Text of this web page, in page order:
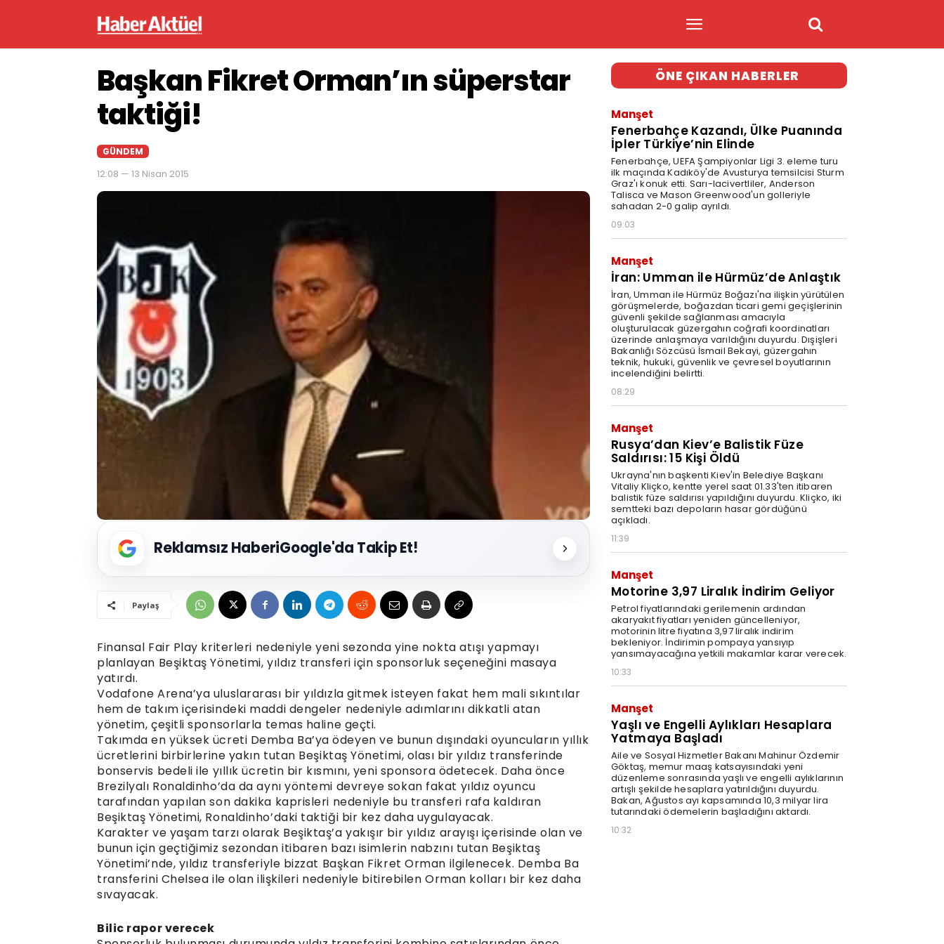
Başkan Fikret Orman’ın süperstar
taktiği!
GÜNDEM
12:08 — 13 Nisan 2015
Reklamsız HaberiGoogle'da Takip Et!
Paylaş
Finansal Fair Play kriterleri nedeniyle yeni sezonda yine nokta atışı yapmayı
planlayan Beşiktaş Yönetimi, yıldız transferi için sponsorluk seçeneğini masaya
yatırdı.
Vodafone Arena’ya uluslararası bir yıldızla gitmek isteyen fakat hem mali sıkıntılar
hem de takım içerisindeki maddi dengeler nedeniyle adımlarını dikkatli atan
yönetim, çeşitli sponsorlarla temas haline geçti.
Takımda en yüksek ücreti Demba Ba’ya ödeyen ve bunun dışındaki oyuncuların yıllık
ücretlerini birbirlerine yakın tutan Beşiktaş Yönetimi, olası bir yıldız transferinde
bonservis bedeli ile yıllık ücretin bir kısmını, yeni sponsora ödetecek. Daha önce
Brezilyalı Ronaldinho’da da aynı yöntemi devreye sokan fakat yıldız oyuncu
tarafından yapılan son dakika kaprisleri nedeniyle bu transferi rafa kaldıran
Beşiktaş Yönetimi, Ronaldinho’daki taktiği bir kez daha uygulayacak.
Karakter ve yaşam tarzı olarak Beşiktaş’a yakışır bir yıldız arayışı içerisinde olan ve
bunun için geçtiğimiz sezondan itibaren bazı isimlerin nabzını tutan Beşiktaş
Yönetimi’nde, yıldız transferiyle bizzat Başkan Fikret Orman ilgilenecek. Demba Ba
transferini Chelsea ile olan ilişkileri nedeniyle bitirebilen Orman kolları bir kez daha
sıvayacak.
Bilic rapor verecek
ÖNE ÇIKAN HABERLER
Manşet
Fenerbahçe Kazandı, Ülke Puanında
İpler Türkiye’nin Elinde
Fenerbahçe, UEFA Şampiyonlar Ligi 3. eleme turu
ilk maçında Kadıköy'de Avusturya temsilcisi Sturm
Graz'ı konuk etti. Sarı-lacivertliler, Anderson
Talisca ve Mason Greenwood'un golleriyle
sahadan 2-0 galip ayrıldı.
09:03
Manşet
İran: Umman ile Hürmüz’de Anlaştık
İran, Umman ile Hürmüz Boğazı'na ilişkin yürütülen
görüşmelerde, boğazdan ticari gemi geçişlerinin
güvenli şekilde sağlanması amacıyla
oluşturulacak güzergahın coğrafi koordinatları
üzerinde anlaşmaya varıldığını duyurdu. Dışişleri
Bakanlığı Sözcüsü İsmail Bekayi, güzergahın
teknik, hukuki, güvenlik ve çevresel boyutlarının
incelendiğini belirtti.
08:29
Manşet
Rusya’dan Kiev’e Balistik Füze
Saldırısı: 15 Kişi Öldü
Ukrayna'nın başkenti Kiev'in Belediye Başkanı
Vitaliy Kliçko, kentte yerel saat 01.33'ten itibaren
balistik füze saldırısı yapıldığını duyurdu. Kliçko, iki
semtteki bazı depoların hasar gördüğünü
açıkladı.
11:39
Manşet
Motorine 3,97 Liralık İndirim Geliyor
Petrol fiyatlarındaki gerilemenin ardından
akaryakıt fiyatları yeniden güncelleniyor,
motorinin litre fiyatına 3,97 liralık indirim
bekleniyor. İndirimin pompaya yansıyıp
yansımayacağına yetkili makamlar karar verecek.
10:33
Manşet
Yaşlı ve Engelli Aylıkları Hesaplara
Yatmaya Başladı
Aile ve Sosyal Hizmetler Bakanı Mahinur Özdemir
Göktaş, memur maaş katsayısındaki yeni
düzenleme sonrasında yaşlı ve engelli aylıklarının
artışlı şekilde hesaplara yatırıldığını duyurdu.
Bakan, Ağustos ayı kapsamında 10,3 milyar lira
tutarındaki ödemelerin başladığını aktardı.
10:32